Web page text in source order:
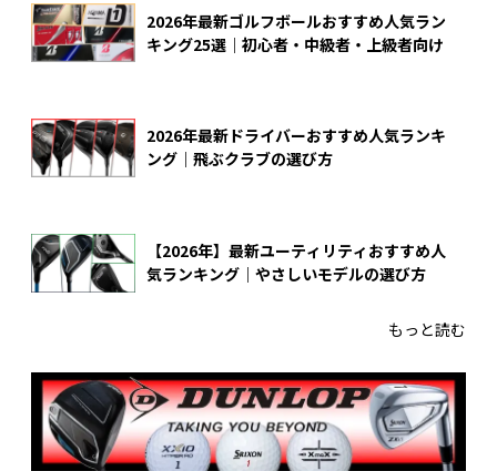
2026年最新ゴルフボールおすすめ人気ラン
キング25選｜初心者・中級者・上級者向け
2026年最新ドライバーおすすめ人気ランキ
ング｜飛ぶクラブの選び方
【2026年】最新ユーティリティおすすめ人
気ランキング｜やさしいモデルの選び方
もっと読む